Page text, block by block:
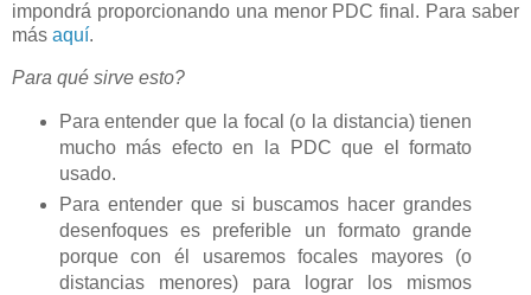
impondrá proporcionando una menor PDC final. Para saber
más aquí.
Para qué sirve esto?
Para entender que la focal (o la distancia) tienen
mucho más efecto en la PDC que el formato
usado.
Para entender que si buscamos hacer grandes
desenfoques es preferible un formato grande
porque con él usaremos focales mayores (o
distancias menores) para lograr los mismos